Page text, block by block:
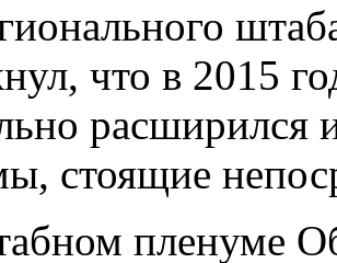
что в 2015
расширился
стоящие
пленуме